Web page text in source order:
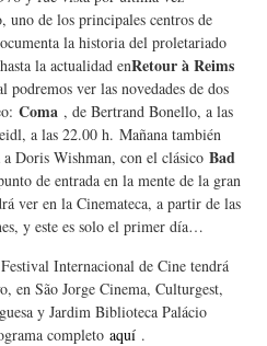
uno de los principales centros de
la historia del proletariado
la actualidad enRetour à Reims
podremos ver las novedades de dos
Coma , de Bertrand Bonello, a las
a las 22.00 h. Mañana también
Doris Wishman, con el clásico Bad
de entrada en la mente de la gran
ver en la Cinemateca, a partir de las
y este es solo el primer día…
Internacional de Cine tendrá
en São Jorge Cinema, Culturgest,
y Jardim Biblioteca Palácio
completo aquí .